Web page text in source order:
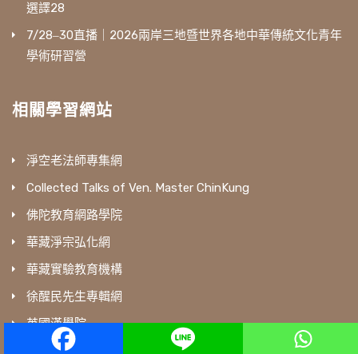
選譯28
7/28‒30直播｜2026兩岸三地暨世界各地中華傳統文化青年
學術研習營
相關學習網站
淨空老法師專集網
Collected Talks of Ven. Master ChinKung
佛陀教育網路學院
華藏淨宗弘化網
華藏實驗教育機構
徐醒民先生專輯網
英國漢學院